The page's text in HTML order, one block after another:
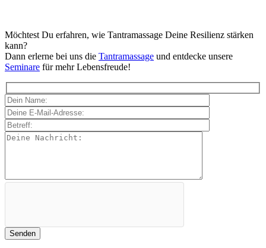
Möchtest Du erfahren, wie Tantramassage Deine Resilienz stärken
kann?
Dann erlerne bei uns die Tantramassage und entdecke unsere
Seminare für mehr Lebensfreude!